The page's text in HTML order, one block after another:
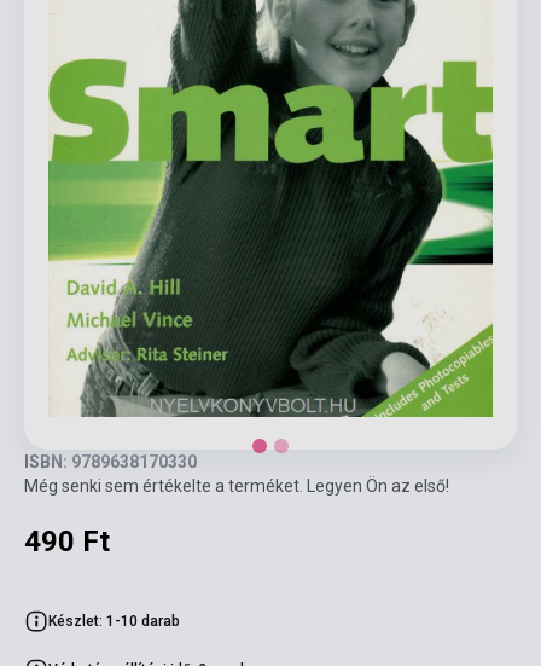
ISBN: 9789638170330
Még senki sem értékelte a terméket. Legyen Ön az első!
490 Ft
Készlet: 1-10 darab